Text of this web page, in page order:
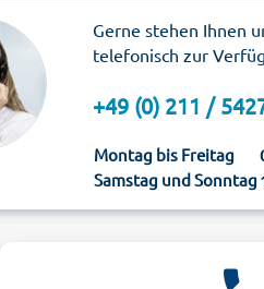
Gerne stehen Ihnen
telefonisch zur
+49 (0) 211 /
Montag bis Freitag
Samstag und Sonntag